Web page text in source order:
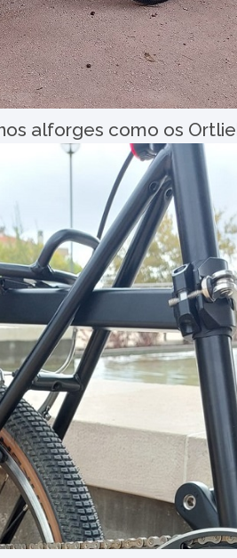
alforges como os